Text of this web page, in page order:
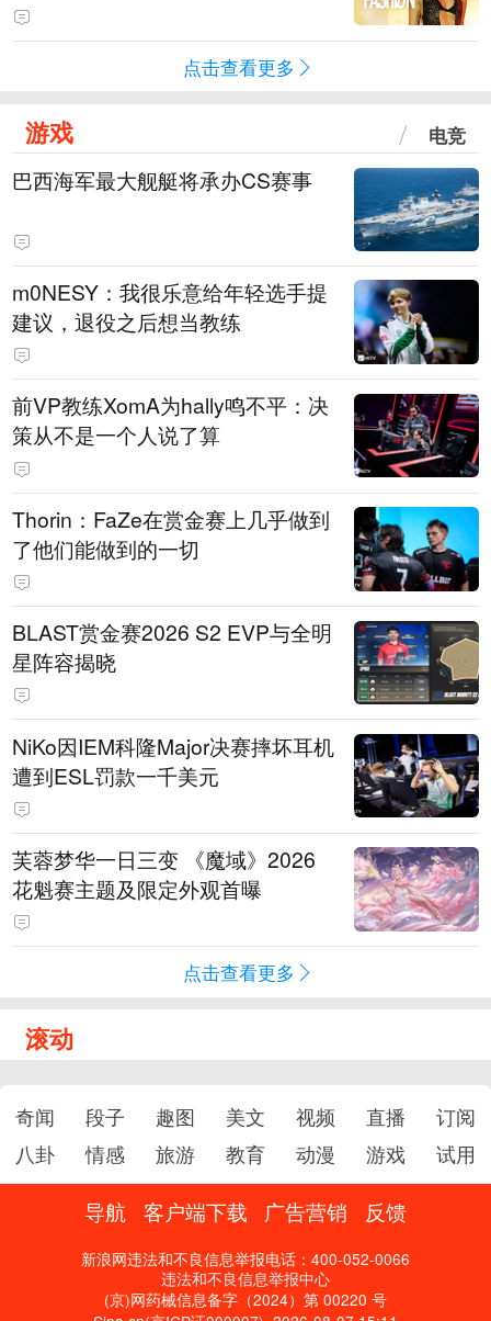
点击查看更多
游戏 电竞
巴西海军最大舰艇将承办CS赛事
m0NESY：我很乐意给年轻选手提
建议，退役之后想当教练
前VP教练XomA为hally鸣不平：决
策从不是一个人说了算
Thorin：FaZe在赏金赛上几乎做到
了他们能做到的一切
BLAST赏金赛2026 S2 EVP与全明
星阵容揭晓
NiKo因IEM科隆Major决赛摔坏耳机
遭到ESL罚款一千美元
芙蓉梦华一日三变 《魔域》2026
花魁赛主题及限定外观首曝
点击查看更多
滚动
奇闻 段子 趣图 美文 视频 直播
订阅
八卦
情感 旅游 教育 动漫 游戏 试用
导航 客户端下载 广告营销 反馈
新浪网违法和不良信息举报电话：400-052-0066
违法和不良信息举报中心
(京)网药械信息备字（2024）第 00220 号